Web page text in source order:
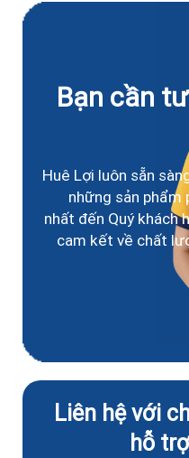
Bạn cần
Huê Lợi luôn sẵn
những sản phẩm
nhất đến Quý khách
cam kết về chất
Liên hệ với
hỗ